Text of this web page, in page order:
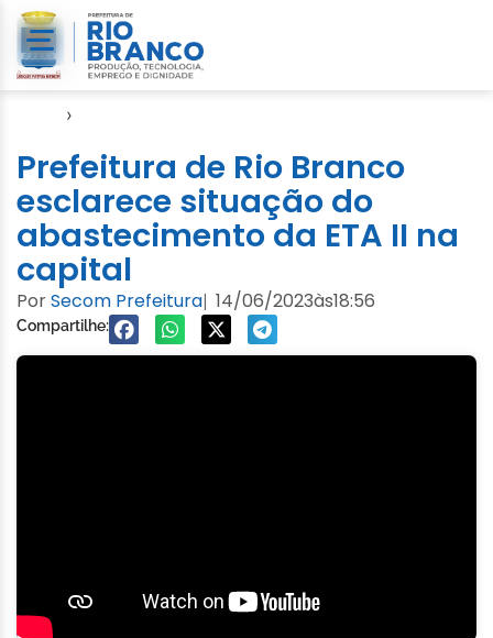
›
Prefeitura de Rio Branco
esclarece situação do
abastecimento da ETA II na
capital
PorSecom Prefeitura| 14/06/2023às18:56
Compartilhe: